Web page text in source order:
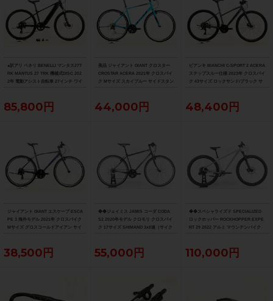
●訳アリ ベネリ BENELLI マンタス27T
RK MANTUS 27 TRK 機械式DISC 202
2年 電動アシスト自転車 27インチ ワイ
85,800円
美品 ジャイアント GIANT クロスター
CROSTAR ACERA 2021年 クロスバイ
ク Mサイズ スカイブルー サイドスタン
44,000円
ビアンキ BIANCHI C-SPORT 2 ACERA
ステップスルー仕様 2023年 クロスバイ
ク 43サイズ ロックサンド/ブラック サ
48,400円
ジャイアント GIANT エスケープ ESCA
PE 3 海外モデル 2021年 クロスバイク
Mサイズ グロスコールドアイアン サイ
38,500円
◆◆ジェイミス JAMIS コーダ CODA
S2 2020年モデル クロモリ クロスバイ
ク 17サイズ SHIMANO 3x8速（サイク
55,000円
◆◆スペシャライズド SPECIALIZED
ロックホッパー ROCKHOPPER EXPE
RT 29 2022 アルミ マウンテンバイク
送）
110,000円